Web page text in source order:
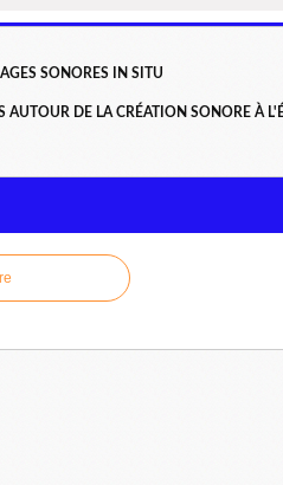
SONORES IN SITU
DE LA CRÉATION SONORE À